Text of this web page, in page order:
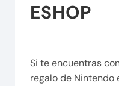
ESHOP
Si te encuentras
regalo de Nintendo